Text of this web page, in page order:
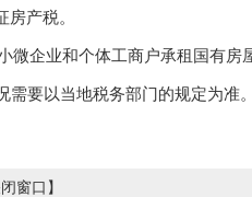
产税。
微企业和个体工商户承租国有房
要以当地税务部门的规定为准。
窗口 】